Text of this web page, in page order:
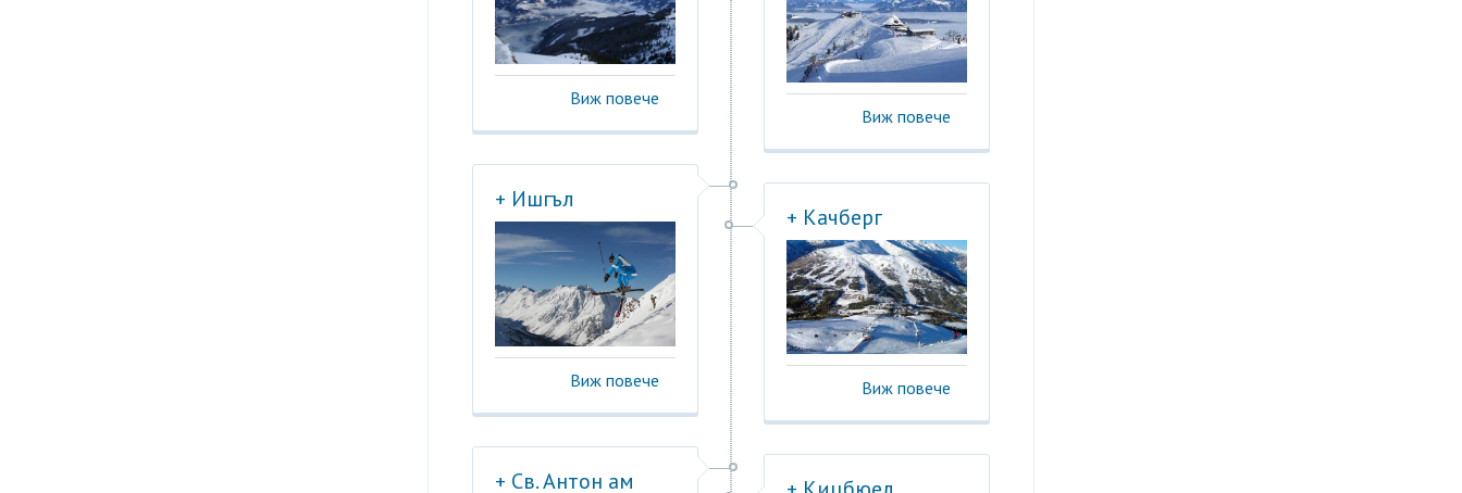
Виж повече
Виж повече
+ Ишгъл
Виж повече
+ Качберг
Виж повече
+ Св. Антон ам